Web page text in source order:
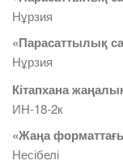
Нұрзия
«Парасаттылық
Нұрзия
Кітапхана
ИН-18-2к
«Жаңа
Несібелі